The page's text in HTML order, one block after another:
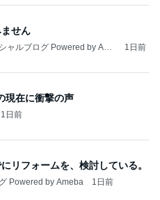
せん
ャルブログ Powered by Ame
1日前
現在に衝撃の声
1日前
リフォームを、検討している。
Powered by Ameba 1日前